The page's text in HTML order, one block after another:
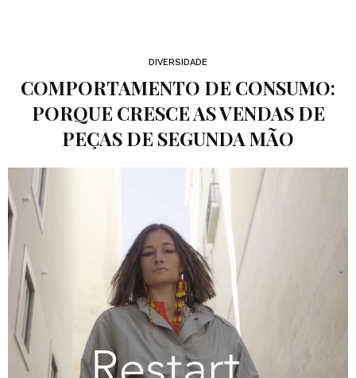
DIVERSIDADE
COMPORTAMENTO DE CONSUMO:
PORQUE CRESCE AS VENDAS DE
PEÇAS DE SEGUNDA MÃO